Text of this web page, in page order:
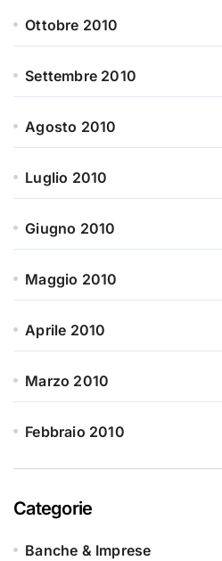
Ottobre 2010
Settembre 2010
Agosto 2010
Luglio 2010
Giugno 2010
Maggio 2010
Aprile 2010
Marzo 2010
Febbraio 2010
Categorie
Banche & Imprese